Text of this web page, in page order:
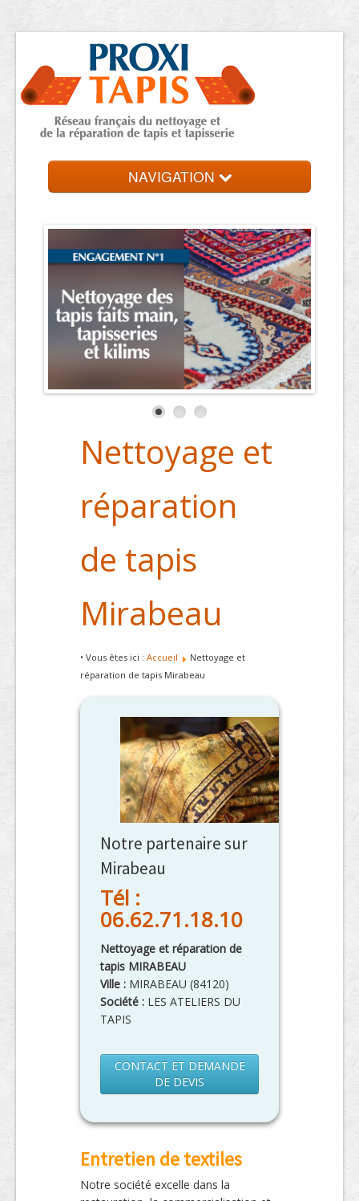
NAVIGATION
Trouver une entreprise
Nettoyage et
réparation
de tapis
Mirabeau
• Vous êtes ici : Accueil
Nettoyage et
réparation de tapis Mirabeau
Notre partenaire sur
Mirabeau
Tél :
06.62.71.18.10
Nettoyage et réparation de
tapis MIRABEAU
Ville : MIRABEAU (84120)
Société : LES ATELIERS DU
TAPIS
CONTACT ET DEMANDE
DE DEVIS
Entretien de textiles
Notre société excelle dans la